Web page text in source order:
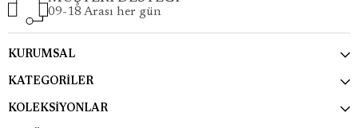
09-18 Arası her gün
KURUMSAL
KATEGORİLER
KOLEKSİYONLAR